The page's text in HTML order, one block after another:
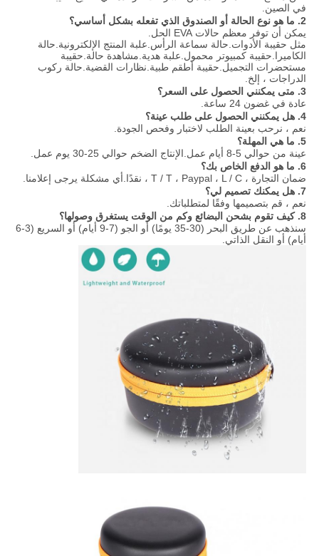
في الصين.
2. ما هو نوع الحالة أو الصندوق الذي تفعله بشكل أساسي؟
يمكن أن توفر معظم حالات EVA الحل.
مثل حقيبة الأدوات.حالة سماعة الرأس.علبة المنتج الإلكترونية.حالة
الكاميرا.حقيبة كمبيوتر محمول.علبة هدية.مشاهدة حالة.حقيبة
مستحضرات التجميل.حقيبة أطقم طبية.نظارات القضية.حالة ركوب
الدراجات ، إلخ.
3. متى يمكنني الحصول على السعر؟
عادة في غضون 24 ساعة.
4. هل يمكنني الحصول على طلب عينة؟
نعم ، نرحب بعينة الطلب لاختبار وفحص الجودة.
5. ما هي المهلة؟
عينة من حوالي 5-8 أيام عمل.الإنتاج الضخم حوالي 25-30 يوم عمل.
6. ما هو الدفع الخاص بك؟
ضمان التجارة ، T / T ، Paypal ، L / C ، نقدًا.أي مشكلة يرجى إعلامنا.
7. هل يمكنك تصميم لي؟
نعم ، قم بتصميمها وفقًا لمتطلباتك.
8. كيف تقوم بشحن البضائع وكم من الوقت يستغرق وصولها؟
سنذهب عن طريق البحر (30-35 يومًا) أو الجو (7-9 أيام) أو السريع (3-6
أيام) أو النقل الذاتي.